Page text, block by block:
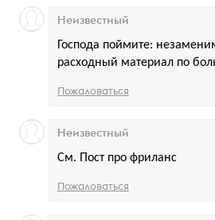
Господа поймите:
расходный материал по
Неизвестный
Пожаловаться
См. Пост про фриланс
Неизвестный
Пожаловаться